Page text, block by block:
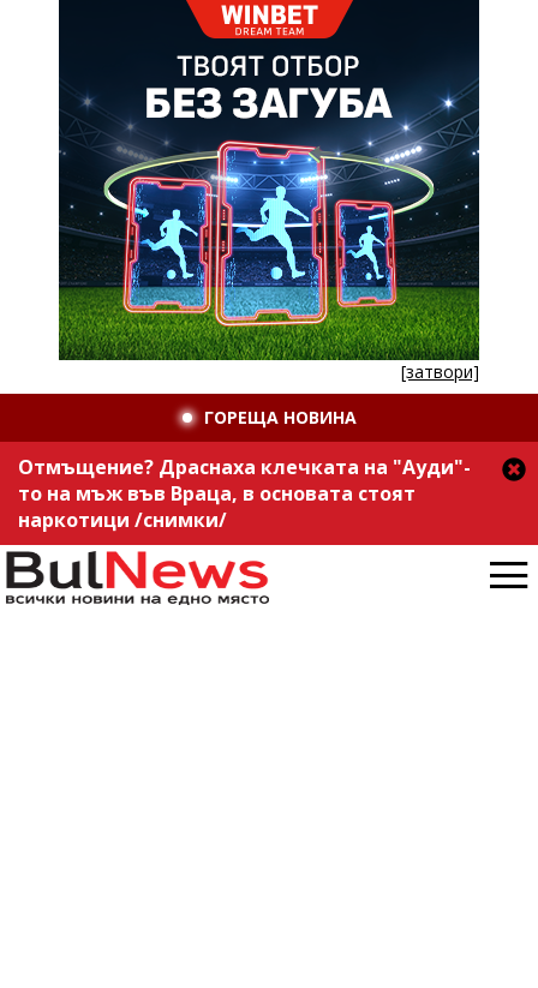
[затвори]
ГОРЕЩА НОВИНА
Отмъщение? Драснаха клечката на "Ауди"-
то на мъж във Враца, в основата стоят
наркотици /снимки/